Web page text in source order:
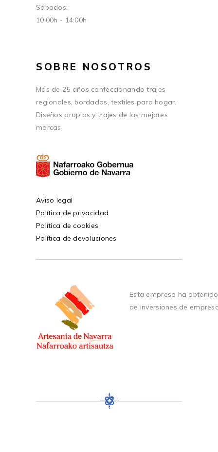
Sábados:
10:00h - 14:00h
SOBRE NOSOTROS
Más de 25 años confeccionando trajes
regionales, bordados, textiles para hogar.
Diseños propios y trajes de las mejores
marcas.
Aviso legal
Política de privacidad
Política de cookies
Política de devoluciones
Esta empresa ha
de inversiones de